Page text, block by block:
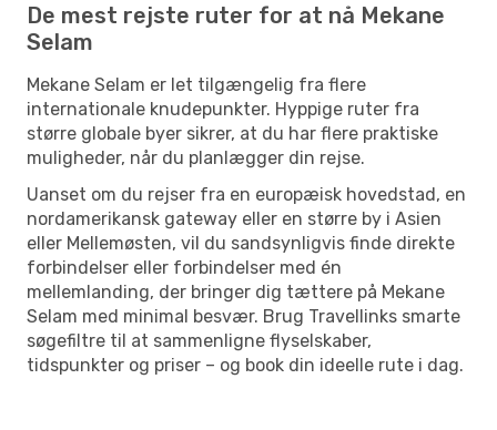
De mest rejste ruter for at nå Mekane
Selam
Mekane Selam er let tilgængelig fra flere
internationale knudepunkter. Hyppige ruter fra
større globale byer sikrer, at du har flere praktiske
muligheder, når du planlægger din rejse.
Uanset om du rejser fra en europæisk hovedstad, en
nordamerikansk gateway eller en større by i Asien
eller Mellemøsten, vil du sandsynligvis finde direkte
forbindelser eller forbindelser med én
mellemlanding, der bringer dig tættere på Mekane
Selam med minimal besvær. Brug Travellinks smarte
søgefiltre til at sammenligne flyselskaber,
tidspunkter og priser – og book din ideelle rute i dag.